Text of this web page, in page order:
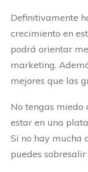
Definitivamente
crecimiento en
podrá orientar
marketing.
mejores que las
No tengas miedo
estar en una
Si no hay mucha
puedes